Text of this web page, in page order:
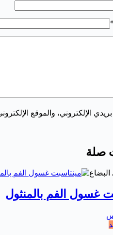
*
الإلكتروني، والموقع
صلة
البضاع
غسول الفم بالمنثول